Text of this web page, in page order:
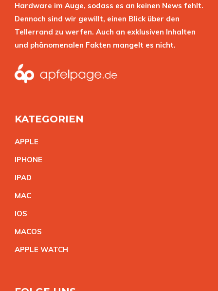
Hardware im Auge, sodass es an keinen News fehlt.
Dennoch sind wir gewillt, einen Blick über den
Tellerrand zu werfen. Auch an exklusiven Inhalten
und phänomenalen Fakten mangelt es nicht.
KATEGORIEN
APPLE
IPHONE
IPAD
MAC
IOS
MACOS
APPLE WATCH